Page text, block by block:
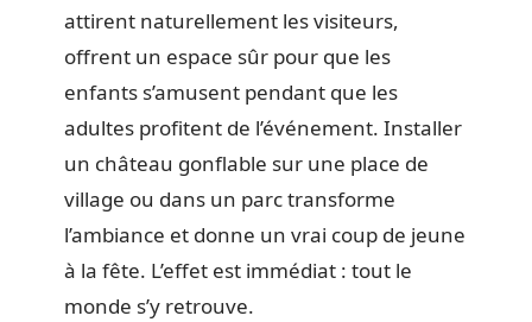
attirent naturellement les visiteurs,
offrent un espace sûr pour que les
enfants s’amusent pendant que les
adultes profitent de l’événement. Installer
un château gonflable sur une place de
village ou dans un parc transforme
l’ambiance et donne un vrai coup de jeune
à la fête. L’effet est immédiat : tout le
monde s’y retrouve.